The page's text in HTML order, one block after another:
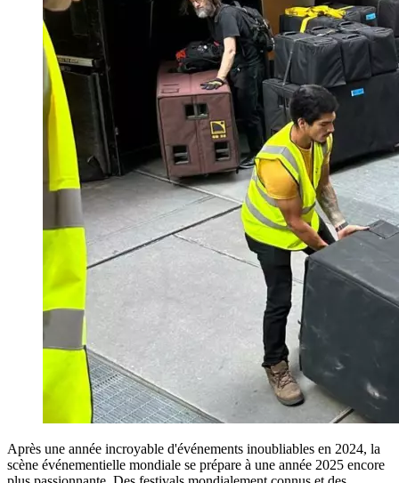
Après une année incroyable d'événements inoubliables en 2024, la
scène événementielle mondiale se prépare à une année 2025 encore